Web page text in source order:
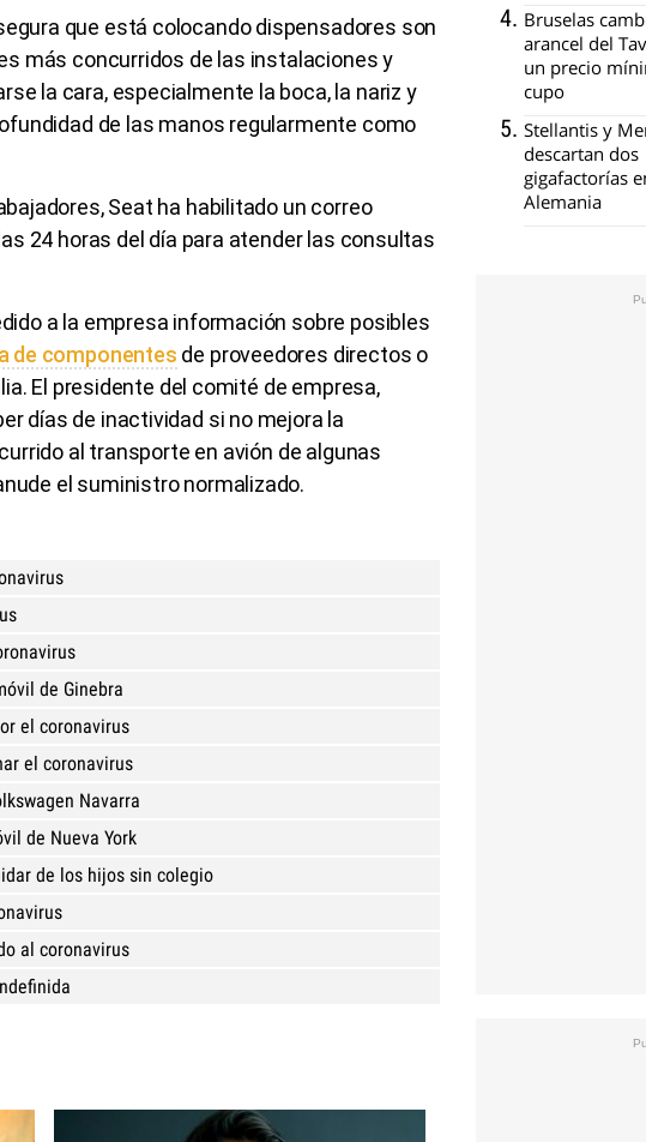
que está colocando dispensadores son
más concurridos de las instalaciones y
la cara, especialmente la boca, la nariz y
de las manos regularmente como
Seat ha habilitado un correo
24 horas del día para atender las consultas
a la empresa información sobre posibles
de componentes de proveedores directos o
El presidente del comité de empresa,
días de inactividad si no mejora la
al transporte en avión de algunas
el suministro normalizado.
de Ginebra
el coronavirus
el coronavirus
Navarra
de Nueva York
de los hijos sin colegio
al coronavirus
Bruselas
arancel del
un precio
cupo
Stellantis y
descartan dos
gigafactorías
Alemania